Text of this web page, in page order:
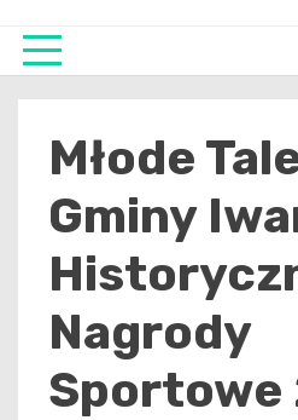
Młode
Gminy
Nagrody
Sportowe